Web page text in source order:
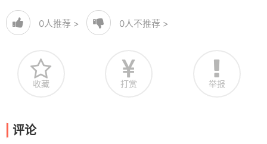
0人推荐 > 0人不推荐 >
收藏 打赏 举报
评论